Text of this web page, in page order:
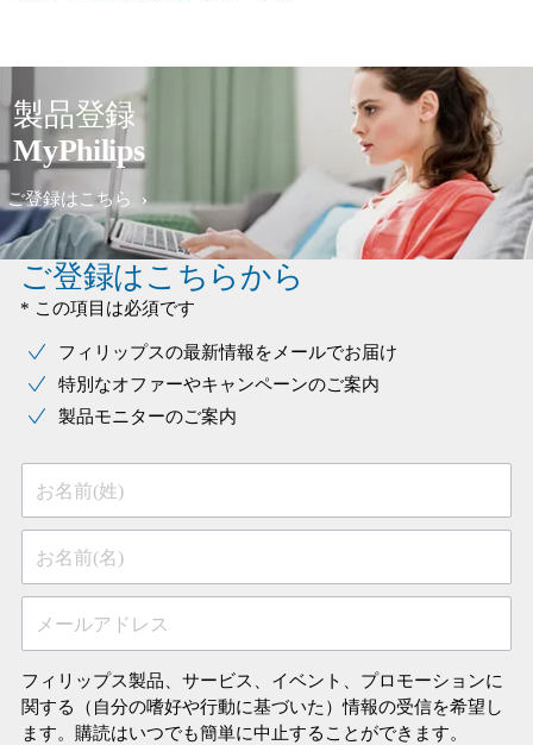
製品登録
MyPhilips
ご登録はこちら
ご登録はこちらから
* この項目は必須です
フィリップスの最新情報をメールでお届け
特別なオファーやキャンペーンのご案内
製品モニターのご案内
お名前(姓)
お名前(名)
メールアドレス
フィリップス製品、サービス、イベント、プロモーションに
関する（自分の嗜好や行動に基づいた）情報の受信を希望し
ます。購読はいつでも簡単に中止することができます。